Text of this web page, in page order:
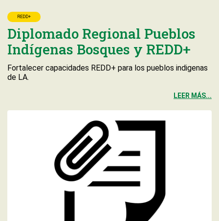
REDD+
Diplomado Regional Pueblos
Indígenas Bosques y REDD+
Fortalecer capacidades REDD+ para los pueblos indigenas
de LA.
LEER MÁS...